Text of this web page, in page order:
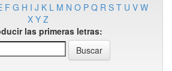
F G H I J K L M N O P Q R S T U V W
X Y Z
las primeras letras: